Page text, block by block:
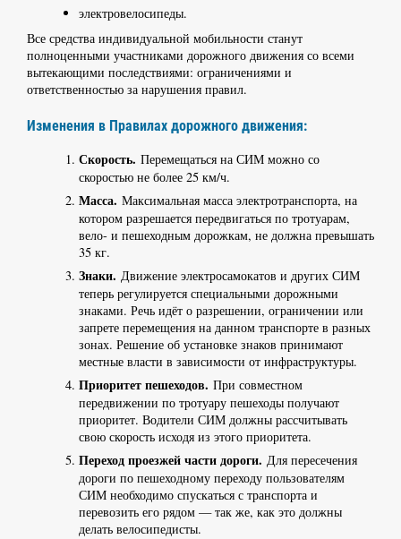
электровелосипеды.
Все средства индивидуальной мобильности станут
полноценными участниками дорожного движения со всеми
вытекающими последствиями: ограничениями и
ответственностью за нарушения правил.
Изменения в Правилах дорожного движения:
Скорость. Перемещаться на СИМ можно со
скоростью не более 25 км/ч.
Масса. Максимальная масса электротранспорта, на
котором разрешается передвигаться по тротуарам,
вело- и пешеходным дорожкам, не должна превышать
35 кг.
Знаки. Движение электросамокатов и других СИМ
теперь регулируется специальными дорожными
знаками. Речь идёт о разрешении, ограничении или
запрете перемещения на данном транспорте в разных
зонах. Решение об установке знаков принимают
местные власти в зависимости от инфраструктуры.
Приоритет пешеходов. При совместном
передвижении по тротуару пешеходы получают
приоритет. Водители СИМ должны рассчитывать
свою скорость исходя из этого приоритета.
Переход проезжей части дороги. Для пересечения
дороги по пешеходному переходу пользователям
СИМ необходимо спускаться с транспорта и
перевозить его рядом — так же, как это должны
делать велосипедисты.